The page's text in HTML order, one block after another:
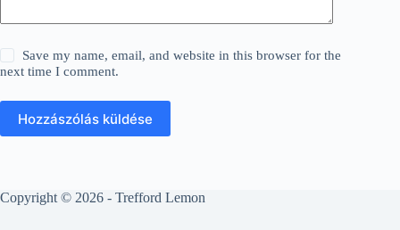
Save my name, email, and website in this browser for the
next time I comment.
Hozzászólás küldése
Copyright © 2026 - Trefford Lemon